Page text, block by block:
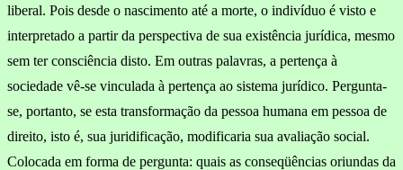
liberal. Pois desde o nascimento até a morte, o indivíduo é visto e
interpretado a partir da perspectiva de sua existência jurídica, mesmo
sem ter consciência disto. Em outras palavras, a pertença à
sociedade vê-se vinculada à pertença ao sistema jurídico. Pergunta-
se, portanto, se esta transformação da pessoa humana em pessoa de
direito, isto é, sua juridificação, modificaria sua avaliação so­cial.
Colocada em forma de pergunta: quais as conseqüências oriundas da